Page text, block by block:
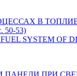
ПРОЦЕССАХ В
53)
SYSTEM OF
ПРИ